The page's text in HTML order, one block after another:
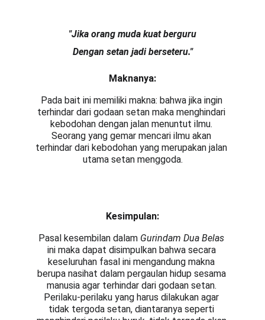
"Jika orang muda kuat berguru
Dengan setan jadi berseteru."
Pada bait ini memiliki makna: bahwa jika ingin
terhindar dari godaan setan maka menghindari
kebodohan dengan jalan menuntut ilmu.
Seorang yang gemar mencari ilmu akan
terhindar dari kebodohan yang merupakan jalan
utama setan menggoda.
Maknanya:
Pasal kesembilan dalam Gurindam Dua Belas
ini maka dapat disimpulkan bahwa secara
keseluruhan fasal ini mengandung makna
berupa nasihat dalam pergaulan hidup sesama
manusia agar terhindar dari godaan setan.
Perilaku-perilaku yang harus dilakukan agar
tidak tergoda setan, diantaranya seperti
Kesimpulan: